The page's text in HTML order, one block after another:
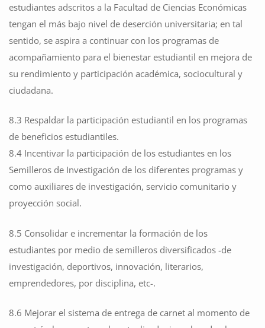
estudiantes adscritos a la Facultad de Ciencias Económicas
tengan el más bajo nivel de deserción universitaria; en tal
sentido, se aspira a continuar con los programas de
acompañamiento para el bienestar estudiantil en mejora de
su rendimiento y participación académica, sociocultural y
ciudadana.
8.3 Respaldar la participación estudiantil en los programas
de beneficios estudiantiles.
8.4 Incentivar la participación de los estudiantes en los
Semilleros de Investigación de los diferentes programas y
como auxiliares de investigación, servicio comunitario y
proyección social.
8.5 Consolidar e incrementar la formación de los
estudiantes por medio de semilleros diversificados -de
investigación, deportivos, innovación, literarios,
emprendedores, por disciplina, etc-.
8.6 Mejorar el sistema de entrega de carnet al momento de